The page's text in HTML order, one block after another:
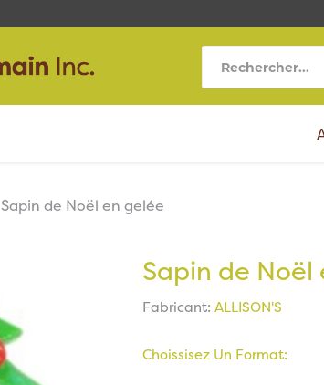
Sapin de Noël en gelée
Sapin de Noël
Fabricant: ALLISON'S
Choissisez Un Format: